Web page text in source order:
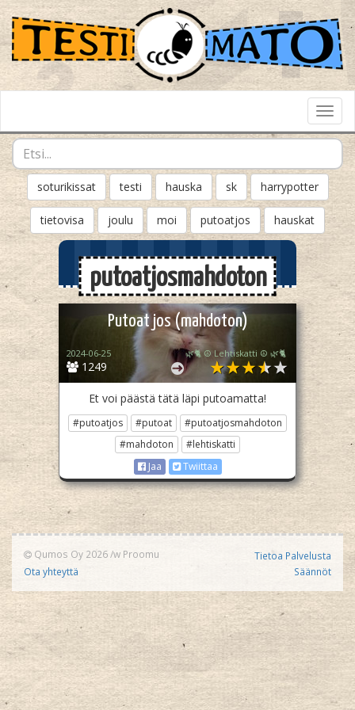
soturikissat testi hauska sk harrypotter
tietovisa joulu moi putoatjos hauskat
putoatjosmahdoton
Putoat jos (mahdoton)
1249
2024-06-25 🌿🐈 ☮︎ Lehtiskatti ☮︎ 🌿🐈
Et voi päästä tätä läpi putoamatta!
#putoatjos #putoat
#putoatjosmahdoton
#mahdoton
#lehtiskatti
Jaa
Twiittaa
Qumos Oy 2026/w Proomu
Ota yhteyttä
Tietoa Palvelusta
Säännöt